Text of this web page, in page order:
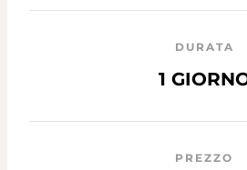
DURATA
1
PREZZO